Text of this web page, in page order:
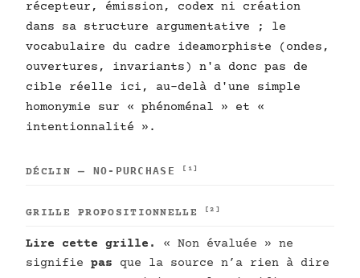
récepteur, émission, codex ni création
dans sa structure argumentative ; le
vocabulaire du cadre ideamorphiste (ondes,
ouvertures, invariants) n'a donc pas de
cible réelle ici, au-delà d'une simple
homonymie sur « phénoménal » et «
intentionnalité ».
DÉCLIN — NO-PURCHASE [1]
GRILLE PROPOSITIONNELLE [2]
Lire cette grille.
« Non évaluée » ne
signifie pas que la source n’a rien à dire